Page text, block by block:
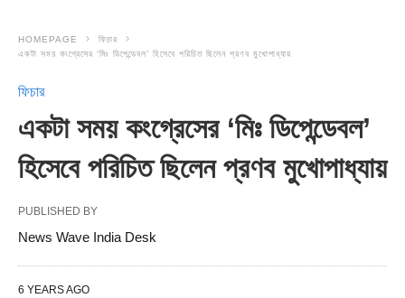
HOMEPAGE
ফিচার
একটা সময় কংগ্রেসের ‘মিঃ ডিপেন্ডেবল’ হিসেবে পরিচিত ছিলেন প্রণব মুখোপাধ্যায়
ফিচার
একটা সময় কংগ্রেসের ‘মিঃ ডিপেন্ডেবল’
হিসেবে পরিচিত ছিলেন প্রণব মুখোপাধ্যায়
PUBLISHED BY
News Wave India Desk
6 YEARS AGO